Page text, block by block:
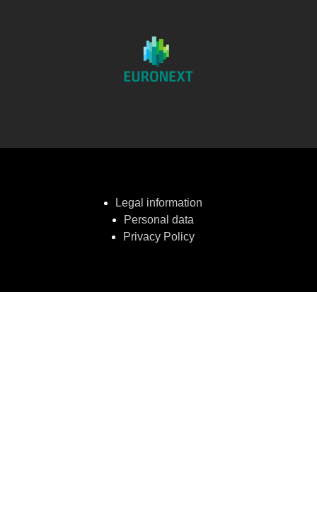
Legal information
Personal data
Privacy Policy